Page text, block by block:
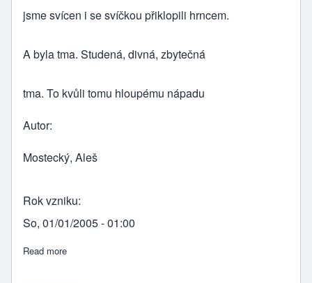
jsme svícen i se svíčkou přiklopili hrncem.
A byla tma. Studená, divná, zbytečná
tma. To kvůli tomu hloupému nápadu
Autor
Mostecký, Aleš
Rok vzniku
So, 01/01/2005 - 01:00
Read more